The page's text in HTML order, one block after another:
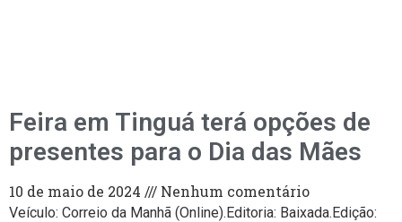
Feira em Tinguá terá opções de
presentes para o Dia das Mães
10 de maio de 2024 Nenhum comentário
Veículo: Correio da Manhã (Online).Editoria: Baixada.Edição: